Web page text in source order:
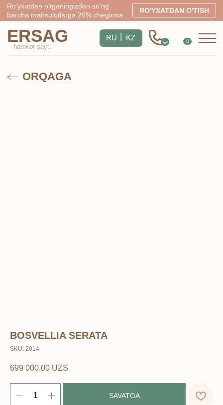
Ro‘yxatdan o‘tganingizdan so‘ng
barcha mahsulotlarga 20% chegirma
RO'YXATDAN O'TISH
0
ERSAG
hamkorsayti
ORQAGA
BOSVELLIA SERATA
SKU: 2014
699 000,00 UZS
SAVATGA